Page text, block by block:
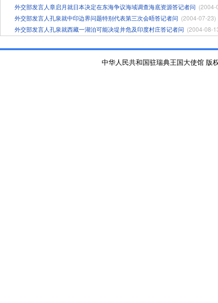
外交部发言人章启月就日本决定在东海争议海域调查海底资源答记者问 (2004-
外交部发言人孔泉就中印边界问题特别代表第三次会晤答记者问 (2004-07-23)
外交部发言人孔泉就西藏一湖泊可能决堤并危及印度村庄答记者问 (2004-08-
中华人民共和国驻瑞典王国大使馆 版